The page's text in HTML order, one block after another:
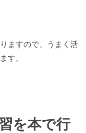
ますので、うまく活
す。
を本で行